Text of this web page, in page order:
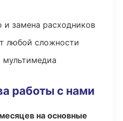
и замена расходников
любой сложности
работы с нами
на основные